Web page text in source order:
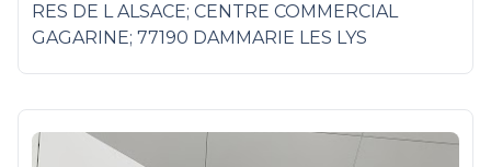
RES DE L ALSACE; CENTRE COMMERCIAL
GAGARINE; 77190 DAMMARIE LES LYS